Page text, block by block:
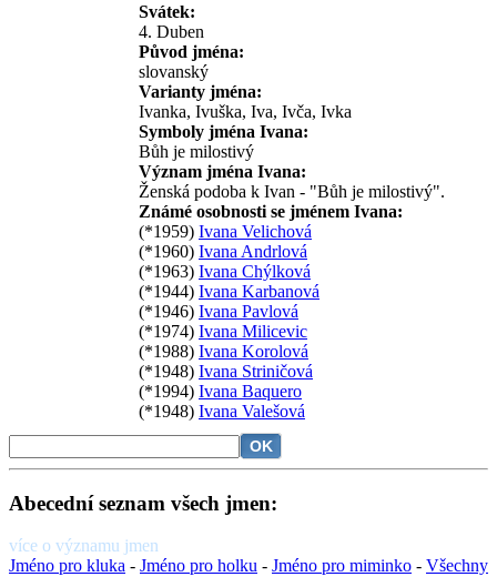
Svátek:
4. Duben
Původ jména:
slovanský
Varianty jména:
Ivanka, Ivuška, Iva, Ivča, Ivka
Symboly jména Ivana:
Bůh je milostivý
Význam jména Ivana:
Ženská podoba k Ivan - "Bůh je milostivý".
Známé osobnosti se jménem Ivana:
(*1959) Ivana Velichová
(*1960) Ivana Andrlová
(*1963) Ivana Chýlková
(*1944) Ivana Karbanová
(*1946) Ivana Pavlová
(*1974) Ivana Milicevic
(*1988) Ivana Korolová
(*1948) Ivana Striničová
(*1994) Ivana Baquero
(*1948) Ivana Valešová
Abecední seznam všech jmen:
více o významu jmen
Jméno pro kluka - Jméno pro holku - Jméno pro miminko - Všechny